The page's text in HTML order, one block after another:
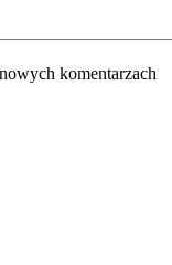
komentarzach